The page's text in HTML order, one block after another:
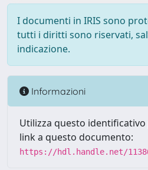
I documenti in IRIS sono
tutti i diritti sono riservati,
indicazione.
Informazioni
Utilizza questo
link a questo documento:
https://hdl.handle.net/